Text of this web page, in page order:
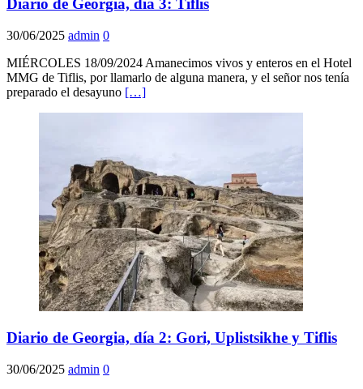
Diario de Georgia, día 3: Tiflis
30/06/2025 admin 0
MIÉRCOLES 18/09/2024 Amanecimos vivos y enteros en el Hotel
MMG de Tiflis, por llamarlo de alguna manera, y el señor nos tenía
preparado el desayuno […]
Diario de Georgia, día 2: Gori, Uplistsikhe y Tiflis
30/06/2025 admin 0